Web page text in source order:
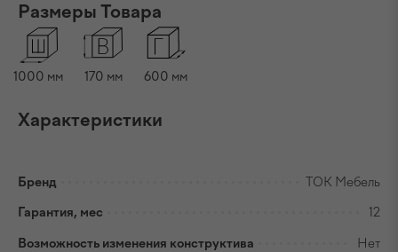
Размеры Товара
1000 мм 170 мм 600 мм
Характеристики
Бренд ТОК Мебель
Гарантия, мес 12
Возможность изменения конструктива Нет